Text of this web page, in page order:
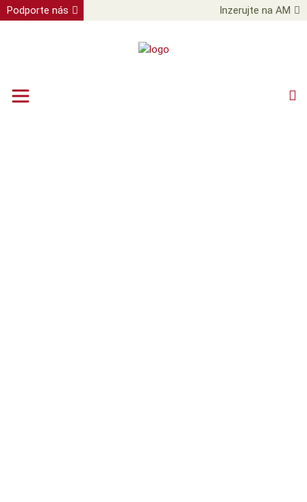
Podporte nás Inzerujte na AM